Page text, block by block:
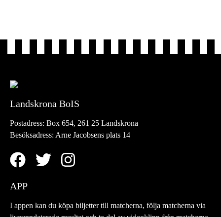
Landskrona BoIS
Postadress: Box 654, 261 25 Landskrona
Besöksadress: Arne Jacobsens plats 14
APP
I appen kan du köpa biljetter till matcherna, följa matcherna via